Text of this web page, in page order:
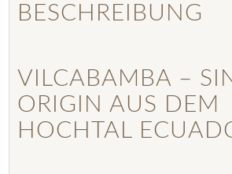
BESCHREIBUNG
VILCABAMBA –
ORIGIN AUS DEM
HOCHTAL